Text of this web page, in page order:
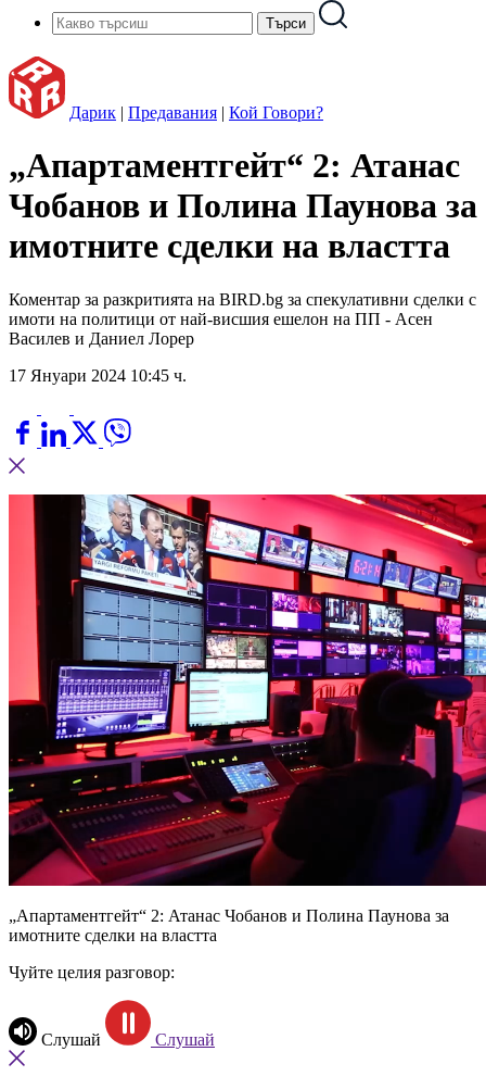
Дарик | Предавания | Кой Говори?
„Апартаментгейт“ 2: Атанас
Чобанов и Полина Паунова за
имотните сделки на властта
Коментар за разкритията на BIRD.bg за спекулативни сделки с
имоти на политици от най-висшия ешелон на ПП - Асен
Василев и Даниел Лорер
17 Януари 2024 10:45 ч.
„Апартаментгейт“ 2: Атанас Чобанов и Полина Паунова за
имотните сделки на властта
Чуйте целия разговор:
Слушай Слушай